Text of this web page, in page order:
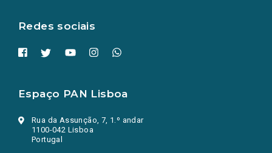
Redes sociais
Espaço PAN Lisboa
Rua da Assunção, 7, 1.º andar
1100-042 Lisboa
Portugal